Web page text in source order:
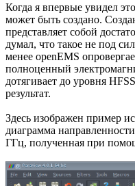
Когда я впервые увидел
может быть создано.
представляет собой
думал, что такое не под
менее openEMS
полноценный
дотягивает до уровня
результат.
Здесь изображен пример
диаграмма
ГГц, полученная при